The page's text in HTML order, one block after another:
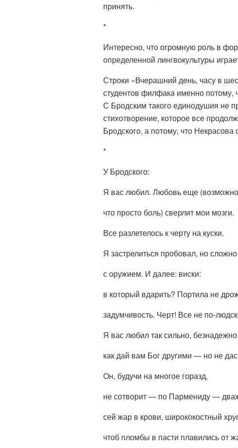
принять.
*
Интересно, что огромную роль в
определенной лингвокультуры
Строки «Вчерашний день, часу в
студентов филфака именно потому,
С Бродским такого единодушия не
стихотворение, которое все
Бродского, а потому, что Некрасова
*
У Бродского:
Я вас любил. Любовь еще
что просто боль) сверлит мои мозги.
Все разлетелось к черту на куски.
Я застрелиться пробовал, но сложно
с оружием. И далее: виски:
в который вдарить? Портила не
задумчивость. Черт! Все не по-
Я вас любил так сильно, безнадежно,
как дай вам Бог другими — но не
Он, будучи на многое горазд,
не сотворит — по Пармениду —
сей жар в крови, ширококостный
чтоб пломбы в пасти плавились от